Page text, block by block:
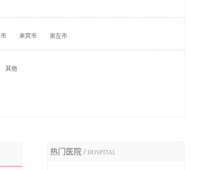
来宾市 崇左市
其他
热门医院 / HOSPITAL